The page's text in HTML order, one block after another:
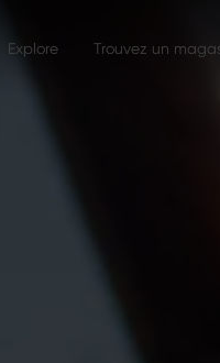
Explore Trouvez un